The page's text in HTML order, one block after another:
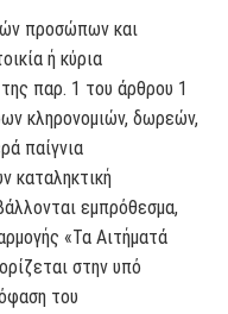
προσώπων και
ή κύρια
παρ. 1 του άρθρου 1
κληρονομιών, δωρεών,
παίγνια
καταληκτική
εμπρόθεσμα,
«Τα Αιτήματά
στην υπό
του